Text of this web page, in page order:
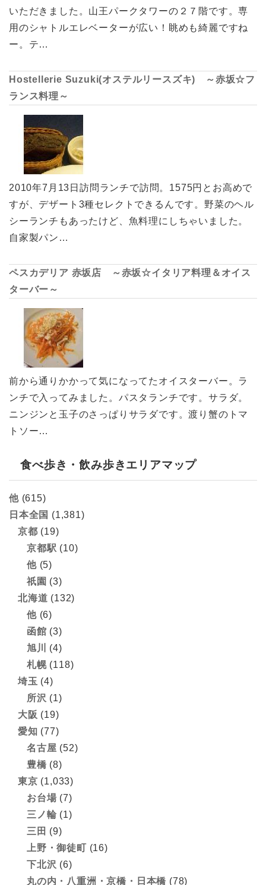
いただきました。山王パークタワーの２７階です。専
用のシャトルエレベーターが広い！眺めも綺麗ですね
ー。テ…
Hostellerie Suzuki(オステルリースズキ) ～赤坂☆フ
ランス料理～
2010年7月13日訪問ランチで訪問。1575円とお高めで
すが、デザート3種セレクトできるんです。野菜のヘル
シーランチもあったけど、魚料理にしちゃいました。
自家製パン…
ペスカデリア 赤坂店 ～赤坂☆イタリア料理＆オイス
ターバー～
前から通りかかって気になってたオイスターバー。ラ
ンチで入ってみました。パスタランチです。サラダ。
ニンジンと玉子のさっぱりサラダです。渡り蟹のトマ
トソー…
食べ歩き・飲み歩きエリアマップ
他(615)
日本全国 (1,381)
京都 (19)
京都駅 (10)
他(5)
祇園 (3)
北海道 (132)
他(6)
函館 (3)
旭川
(4)
札幌(118)
埼玉 (4)
所沢 (1)
大阪 (19)
愛知 (77)
名古屋 (52)
豊橋 (8)
東京 (1,033)
お台場 (7)
三ノ輪 (1)
三田 (9)
上野・御徒町 (16)
下北沢 (6)
丸の内・八重洲・京橋・日本橋 (78)